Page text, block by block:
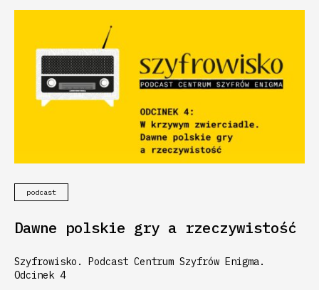
podcast
Dawne polskie gry a rzeczywistość
Szyfrowisko. Podcast Centrum Szyfrów Enigma.
Odcinek 4